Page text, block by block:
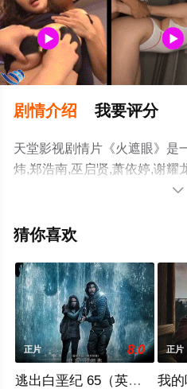
剧情介绍 我要评分
天堂影视剧情片《火遮眼》是
炜,郑浩南,巫启贤,萧依婷,谢耀
演绎的香港电影，手机免费观
视猫或剧情网等平台了解。
。

猜你喜欢
正片 8.0
逃出白垩纪 65（英语版）
正片
我